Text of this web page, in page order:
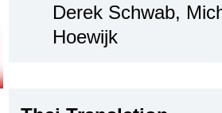
Derek Schwab,
Hoewijk